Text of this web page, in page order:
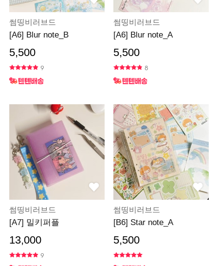
썸띵비러브드
[A6] Blur note_B
5,500
9
썸띵비러브드
[A6] Blur note_A
5,500
8
썸띵비러브드
[A7] 밀키퍼플
13,000
9
썸띵비러브드
[B6] Star note_A
5,500